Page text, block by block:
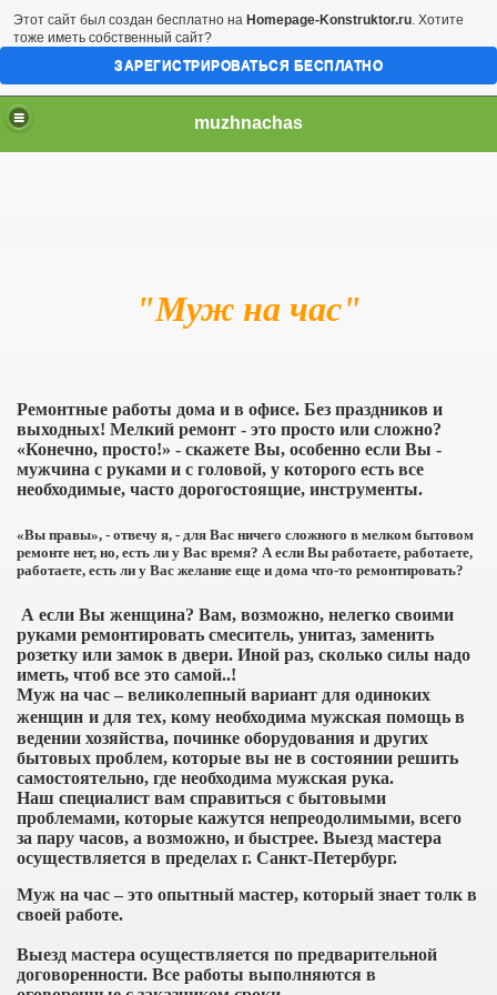
muzhnachas
"Муж на час"
Ремонтные работы дома и в офисе. Без праздников и
выходных! Мелкий ремонт - это просто или сложно?
«Конечно, просто!» - скажете Вы, особенно если Вы -
мужчина с руками и с головой, у которого есть все
необходимые, часто дорогостоящие, инструменты.
«Вы правы», - отвечу я, - для Вас ничего сложного в мелком бытовом
ремонте нет, но, есть ли у Вас время? А если Вы работаете, работаете,
работаете, есть ли у Вас желание еще и дома что-то ремонтировать?
А если Вы женщина? Вам, возможно, нелегко своими
руками ремонтировать смеситель, унитаз, заменить
розетку или замок в двери. Иной раз, сколько силы надо
иметь, чтоб все это самой..!
Муж на час – великолепный вариант для одиноких
женщин и для тех, кому необходима мужская помощь в
ведении хозяйства, починке оборудования и других
бытовых проблем, которые вы не в состоянии решить
самостоятельно, где необходима мужская рука.
Наш специалист вам справиться с бытовыми
проблемами, которые кажутся непреодолимыми, всего
за пару часов, а возможно, и быстрее. Выезд мастера
осуществляется в пределах г. Санкт-Петербург.
Муж на час – это опытный мастер, который знает толк в
своей работе.
Выезд мастера осуществляется по предварительной
договоренности. Все работы выполняются в
Этот сайт был создан бесплатно на Homepage-Konstruktor.ru. Хотите
тоже иметь собственный сайт?
ЗАРЕГИСТРИРОВАТЬСЯ БЕСПЛАТНО